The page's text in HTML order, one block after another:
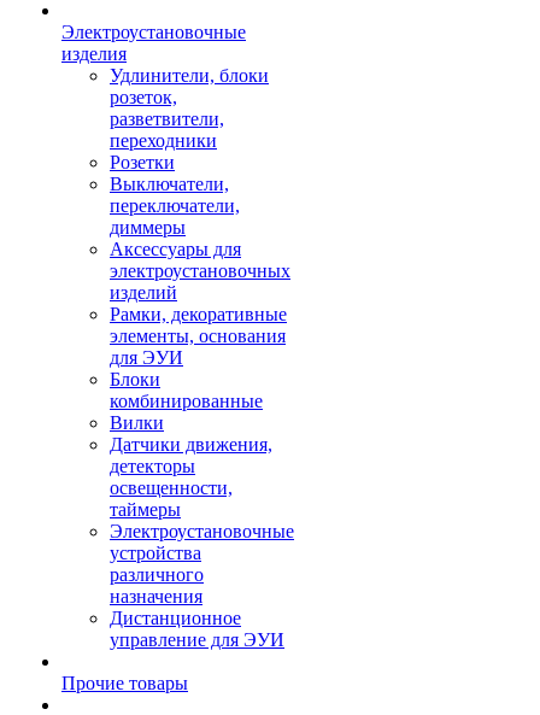
Электроустановочные
изделия
Удлинители, блоки
розеток,
разветвители,
переходники
Розетки
Выключатели,
переключатели,
диммеры
Аксессуары для
электроустановочных
изделий
Рамки, декоративные
элементы, основания
для ЭУИ
Блоки
комбинированные
Вилки
Датчики движения,
детекторы
освещенности,
таймеры
Электроустановочные
устройства
различного
назначения
Дистанционное
управление для ЭУИ
Прочие товары